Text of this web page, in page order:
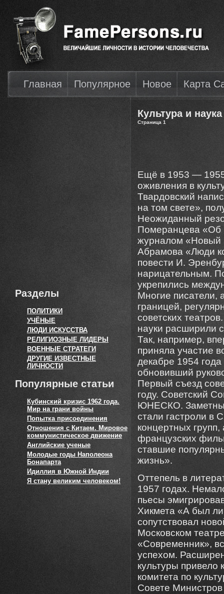
Главная Популярное Новое Карта
Разделы
ПОЛИТИКИ
УЧЁНЫЕ
ЛЮДИ ИСКУССТВА
РЕЛИГИОЗНЫЕ ЛИДЕРЫ
ВОЕННЫЕ СТРАТЕГИ
ДРУГИЕ ИЗВЕСТНЫЕ
ЛИЧНОСТИ
Популярные статьи
Кубинский кризис 1962 года.
Мир на грани войны
Попытка присоединения
Отношения с Китаем. Мировое
коммунистическое движение
Английские ученые
Молодые годы Наполеона
Бонапарта
Идиллия в Южной Индии
Я стану великим человеком!
Культура и
Страница 1
Ещё в 1953 — 1955
оживления в
Твардовский
на том свете»,
Неожиданный
Померанцева «Об
журналом «Новый
Абрамова «Люди
повести И.
нарицательным.
укрепились
Многие писатели,
границей,
советских
науки расширили
Так, например,
приняла участие
декабре 1954
обновивший
Первый съезд
году. Советский
ЮНЕСКО.
стали гастроли в
концертных
французских
ставшие
жизнь».
Оттепель в
1957 годах.
пьесы
Хикмета «А был
сопутствовал
Московском
«Современник»,
успехом.
культуры привело
комитета по
Совете